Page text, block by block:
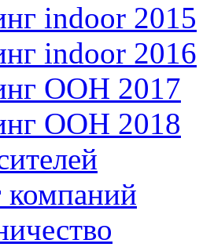
indoor 2015
indoor 2016
OOH 2017
OOH 2018
компаний